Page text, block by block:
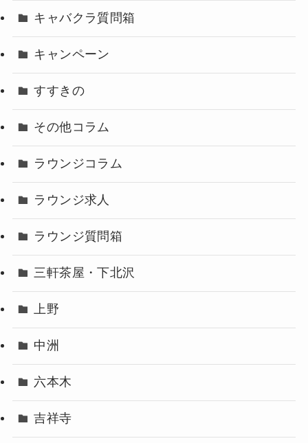
キャバクラ質問箱
キャンペーン
すすきの
その他コラム
ラウンジコラム
ラウンジ求人
ラウンジ質問箱
三軒茶屋・下北沢
上野
中洲
六本木
吉祥寺